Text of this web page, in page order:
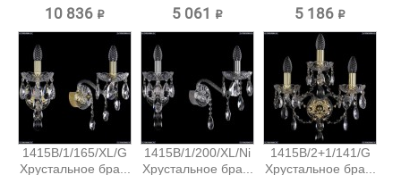
10 836 ₽
Bohemia...
5 061 ₽
Bohemia...
5 186 ₽
1415B/1/165/XL/G
Хрустальное бра...
1415B/1/200/XL/Ni
Хрустальное бра...
1415B/2+1/141/G
Хрустальное бра...